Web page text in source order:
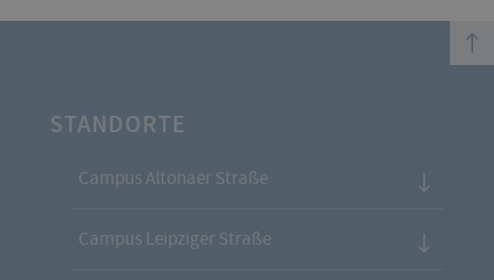
top
STANDORTE
Campus Altonaer Straße
Campus Leipziger Straße